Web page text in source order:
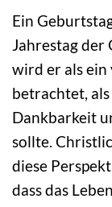
Ein
Jahrestag der
wird er als ein
betrachtet,
Dankbarkeit
sollte.
diese
dass das